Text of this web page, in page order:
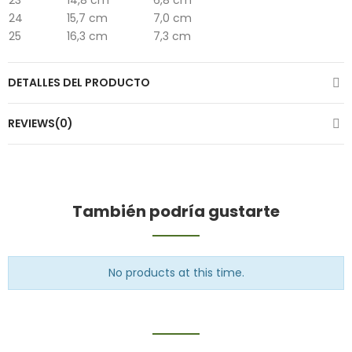
24
15,7 cm
7,0 cm
25
16,3 cm 7,3 cm
DETALLES DEL PRODUCTO
REVIEWS(0)
También podría gustarte
No products at this time.